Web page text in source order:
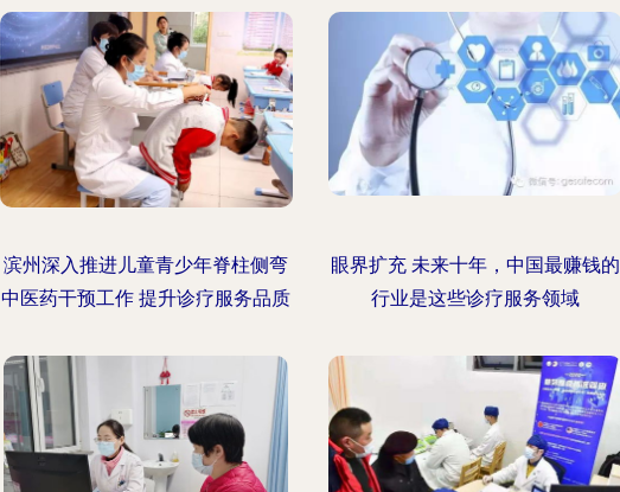
滨州深入推进儿童青少年脊柱侧弯
中医药干预工作 提升诊疗服务品质
眼界扩充 未来十年，中国最赚钱的
行业是这些诊疗服务领域